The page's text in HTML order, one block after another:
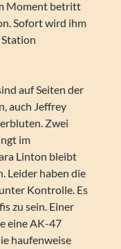
Moment betritt
Sofort wird ihm
auf Seiten der
auch Jeffrey
Zwei
im
Linton bleibt
Leider haben die
Kontrolle. Es
zu sein. Einer
eine AK-47
haufenweise